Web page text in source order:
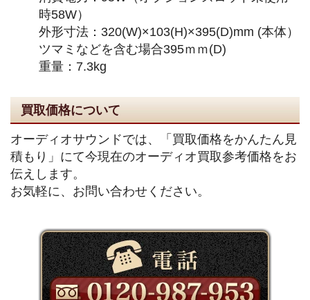
時58W）
外形寸法：320(W)×103(H)×395(D)mm (本体）
ツマミなどを含む場合395ｍｍ(D)
重量：7.3kg
買取価格について
オーディオサウンドでは、「買取価格をかんたん見
積もり」にて今現在のオーディオ買取参考価格をお
伝えします。
お気軽に、お問い合わせください。